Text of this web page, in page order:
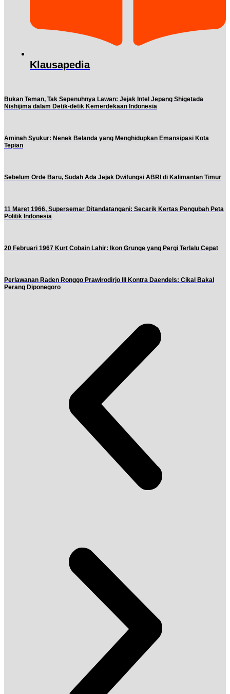
Klausapedia
Bukan Teman, Tak Sepenuhnya Lawan: Jejak Intel Jepang Shigetada
Nishijima dalam Detik-detik Kemerdekaan Indonesia
Aminah Syukur: Nenek Belanda yang Menghidupkan Emansipasi Kota
Tepian
Sebelum Orde Baru, Sudah Ada Jejak Dwifungsi ABRI di Kalimantan Timur
11 Maret 1966, Supersemar Ditandatangani: Secarik Kertas Pengubah Peta
Politik Indonesia
20 Februari 1967 Kurt Cobain Lahir: Ikon Grunge yang Pergi Terlalu Cepat
Perlawanan Raden Ronggo Prawirodirjo III Kontra Daendels: Cikal Bakal
Perang Diponegoro